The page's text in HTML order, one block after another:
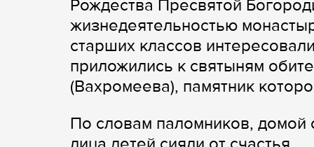
Рождества Пресвятой
жизнедеятельностью
старших классов
приложились к святыням
(Вахромеева), памятник
По словам паломников, домой